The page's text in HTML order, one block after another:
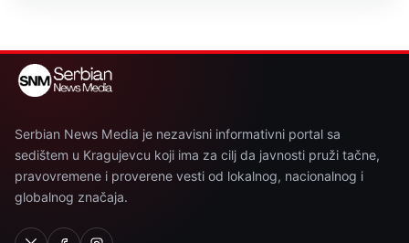
Serbian News Media je nezavisni informativni portal sa
sedištem u Kragujevcu koji ima za cilj da javnosti pruži tačne,
pravovremene i proverene vesti od lokalnog, nacionalnog i
globalnog značaja.